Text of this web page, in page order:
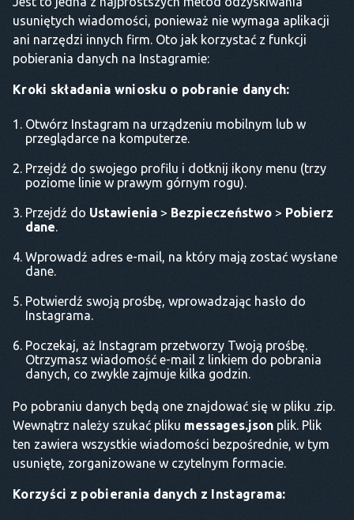
usuniętych wiadomości, ponieważ nie wymaga aplikacji
ani narzędzi innych firm. Oto jak korzystać z funkcji
pobierania danych na Instagramie:
Kroki składania wniosku o pobranie danych:
Otwórz Instagram na urządzeniu mobilnym lub w
przeglądarce na komputerze.
Przejdź do swojego profilu i dotknij ikony menu (trzy
poziome linie w prawym górnym rogu).
Przejdź do Ustawienia > Bezpieczeństwo > Pobierz
dane.
Wprowadź adres e-mail, na który mają zostać wysłane
dane.
Potwierdź swoją prośbę, wprowadzając hasło do
Instagrama.
Poczekaj, aż Instagram przetworzy Twoją prośbę.
Otrzymasz wiadomość e-mail z linkiem do pobrania
danych, co zwykle zajmuje kilka godzin.
Po pobraniu danych będą one znajdować się w pliku .zip.
Wewnątrz należy szukać pliku messages.json plik. Plik
ten zawiera wszystkie wiadomości bezpośrednie, w tym
usunięte, zorganizowane w czytelnym formacie.
Korzyści z pobierania danych z Instagrama: